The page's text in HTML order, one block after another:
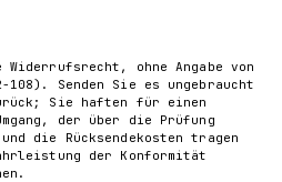
Widerrufsrecht, ohne Angabe von
108). Senden Sie es ungebraucht
Sie haften für einen
der über die Prüfung
die Rücksendekosten tragen
der Konformität